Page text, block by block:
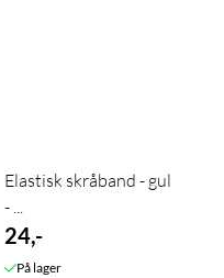
Elastisk skråband - gul
- ...
24,-
På lager